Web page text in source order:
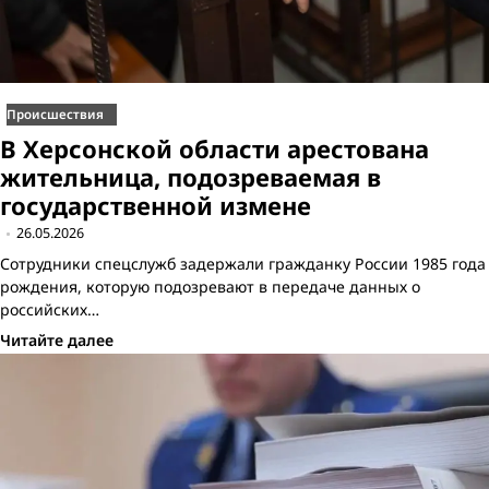
Происшествия
В Херсонской области арестована
жительница, подозреваемая в
государственной измене
26.05.2026
Сотрудники спецслужб задержали гражданку России 1985 года
рождения, которую подозревают в передаче данных о
российских…
Читайте далее